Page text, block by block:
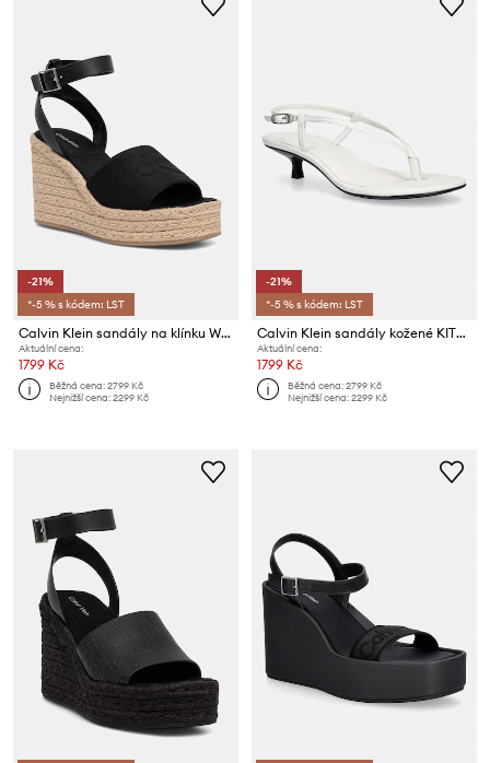
-21%
*-5 % s kódem: LST
Calvin Klein sandály na klínku WEDGE ESPAD 70 NEOPR MG
Aktuální cena:
1799 Kč
Běžná cena:2799 Kč
Nejnižší cena:2299 Kč
-21%
*-5 % s kódem: LST
Calvin Klein sandály kožené KITT HEEL SNDL STRAPPY SLING LTH
Aktuální cena:
1799 Kč
Běžná cena:2799 Kč
Nejnižší cena:2299 Kč